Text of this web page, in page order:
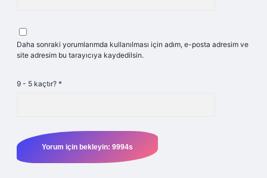
Daha sonraki yorumlarımda kullanılması için adım, e-posta adresim ve
site adresim bu tarayıcıya kaydedilsin.
9 - 5 kaçtır? *